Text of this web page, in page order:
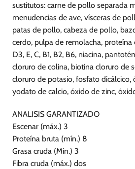
sustitutos: carne de pollo separada
menudencias de ave, vísceras de
patas de pollo, cabeza de pollo,
cerdo, pulpa de remolacha,
D3, E, C, B1, B2, B6, niacina,
cloruro de colina, biotina cloruro de
cloruro de potasio, fosfato dicálcico,
yodato de calcio, óxido de zinc,
ANALISIS GARANTIZADO
Escenar (máx.) 3
Proteína bruta (mín.) 8
Grasa cruda (Min.) 3
Fibra cruda (máx.) dos